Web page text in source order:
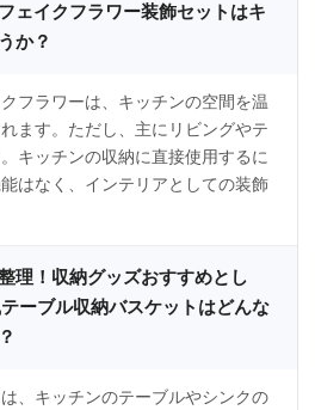
ェイクフラワー装飾セットはキ
か？
フラワーは、キッチンの空間を温
ます。ただし、主にリビングやテ
キッチンの収納に直接使用するに
はなく、インテリアとしての装飾
理！収納グッズおすすめとし
ーブル収納バスケットはどんな
、キッチンのテーブルやシンクの